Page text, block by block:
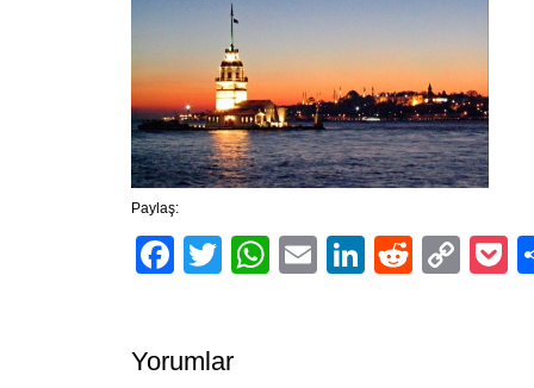
Paylaş:
Facebook
TwitterWhatsApp
EmailLinkedIn
Reddit
Yorumlar